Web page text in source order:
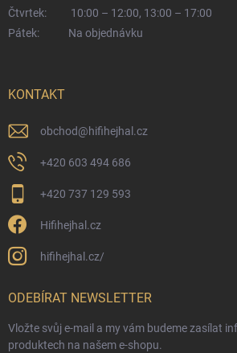
Čtvrtek:
10:00 – 12:00, 13:00 – 17:00
Pátek:
Na objednávku
KONTAKT
obchod@hifihejhal.cz
+420 603 494 686
+420 737 129 593
Hifihejhal.cz
hifihejhal.cz/
ODEBÍRAT NEWSLETTER
Vložte svůj e-mail a my vám budeme zasílat
produktech na našem e-shopu.